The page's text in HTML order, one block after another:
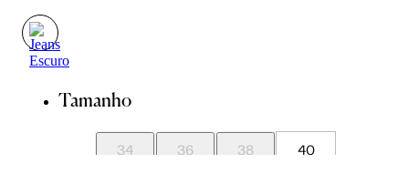
Tamanho
34 36 38 40